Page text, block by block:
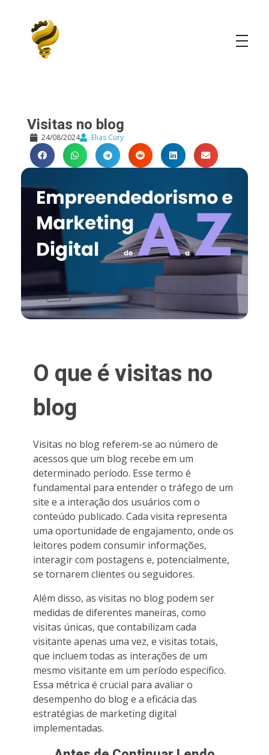
Visitas no blog
24/08/2024 Elias Cury
O que é visitas no
blog
Visitas no blog referem-se ao número de
acessos que um blog recebe em um
determinado período. Esse termo é
fundamental para entender o tráfego de um
site e a interação dos usuários com o
conteúdo publicado. Cada visita representa
uma oportunidade de engajamento, onde os
leitores podem consumir informações,
interagir com postagens e, potencialmente,
se tornarem clientes ou seguidores.
Além disso, as visitas no blog podem ser
medidas de diferentes maneiras, como
visitas únicas, que contabilizam cada
visitante apenas uma vez, e visitas totais,
que incluem todas as interações de um
mesmo visitante em um período específico.
Essa métrica é crucial para avaliar o
desempenho do blog e a eficácia das
estratégias de marketing digital
implementadas.